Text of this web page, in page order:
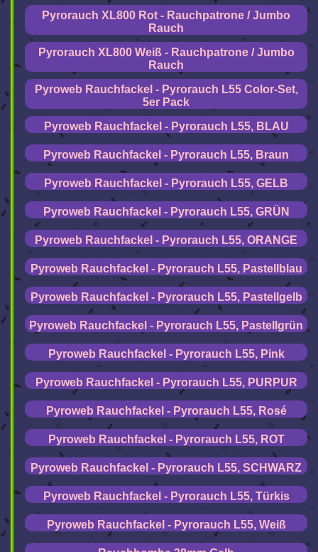
Pyrorauch XL800 Rot - Rauchpatrone / Jumbo
Rauch
Pyrorauch XL800 Weiß - Rauchpatrone / Jumbo
Rauch
Pyroweb Rauchfackel - Pyrorauch L55 Color-Set,
5er Pack
Pyroweb Rauchfackel - Pyrorauch L55, BLAU
Pyroweb Rauchfackel - Pyrorauch L55, Braun
Pyroweb Rauchfackel - Pyrorauch L55, GELB
Pyroweb Rauchfackel - Pyrorauch L55, GRÜN
Pyroweb Rauchfackel - Pyrorauch L55, ORANGE
Pyroweb Rauchfackel - Pyrorauch L55, Pastellblau
Pyroweb Rauchfackel - Pyrorauch L55, Pastellgelb
Pyroweb Rauchfackel - Pyrorauch L55, Pastellgrün
Pyroweb Rauchfackel - Pyrorauch L55, Pink
Pyroweb Rauchfackel - Pyrorauch L55, PURPUR
Pyroweb Rauchfackel - Pyrorauch L55, Rosé
Pyroweb Rauchfackel - Pyrorauch L55, ROT
Pyroweb Rauchfackel - Pyrorauch L55, SCHWARZ
Pyroweb Rauchfackel - Pyrorauch L55, Türkis
Pyroweb Rauchfackel - Pyrorauch L55, Weiß